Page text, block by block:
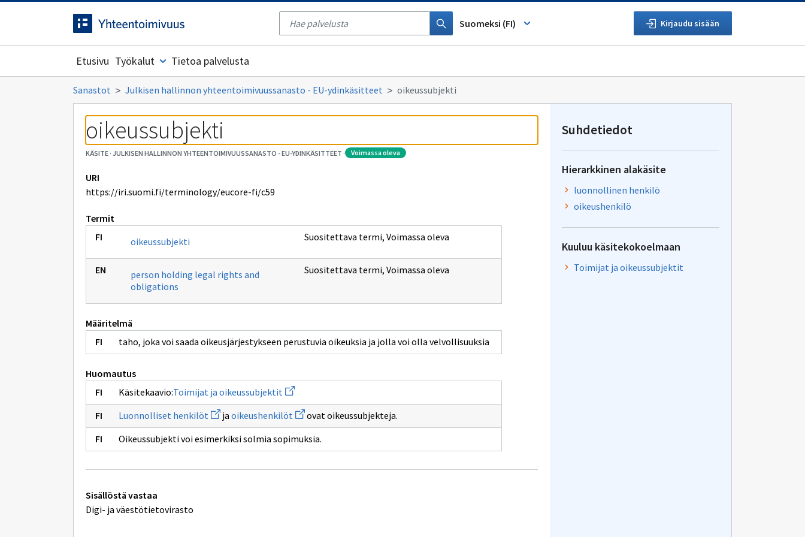
Siirrytty
Tyhjennä
haku
Suomeksi (FI) Kirjaudu sisään
Etusivu Työkalut Tietoa palvelusta
Sanastot Julkisen hallinnon yhteentoimivuussanasto - EU-ydinkäsitteet oikeussubjekti
oikeussubjekti
KÄSITE· JULKISEN HALLINNON YHTEENTOIMIVUUSSANASTO - EU-YDINKÄSITTEET · voimassa oleva
URI
https://iri.suomi.fi/terminology/eucore-fi/c59
Termit
oikeussubjekti
Suositettava termi, Voimassa oleva
person holding legal rights and
obligations
Suositettava termi, Voimassa oleva
Määritelmä
taho, joka voi saada oikeusjärjestykseen perustuvia oikeuksia ja jolla voi olla velvollisuuksia
Huomautus
Käsitekaavio:Toimijat ja oikeussubjektit Avaa
uuden
ikkunan
sivulle
Toimijat
ja
oikeussubjektit
Luonnolliset henkilöt Avaa
uuden
ikkunan
sivulle
Luonnolliset
ja oikeushenkilöt Avaa
uuden
ikkunan
sivulle
oikeushenkilöt
ovat oikeussubjekteja.
Oikeussubjekti voi esimerkiksi solmia sopimuksia.
Tekniset
lisätiedot
Sisällöstä vastaa
Digi- ja väestötietovirasto
Suhdetiedot
Hierarkkinen alakäsite
luonnollinen henkilö
oikeushenkilö
Kuuluu käsitekokoelmaan
Toimijat ja oikeussubjektit